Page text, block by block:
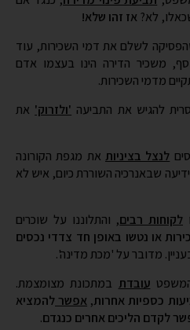
להגיש את התביעה
לנצל בציניותאת מגפת הקורונה
שבאנרכיה השוררת כיום, איש לא
או נטשו באופן חד צדדי נכסים
מדובר על 'מכת מדינה'.
כספיות אחרות,
להמציא
לקדם הליכים אחרים כנגדם.
לשוכרים להפר ברגל גסה
מן העבר השני, נמצאים משכירי
משלמים משכנתא עבור הנכס